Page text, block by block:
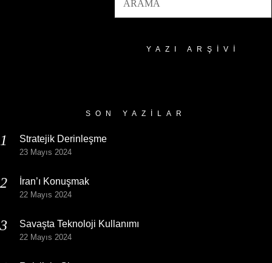
YAZI ARŞIVI
SON YAZILAR
Stratejik Derinleşme
23 Mayıs 2024
İran’ı Konuşmak
22 Mayıs 2024
Savaşta Teknoloji Kullanımı
22 Mayıs 2024